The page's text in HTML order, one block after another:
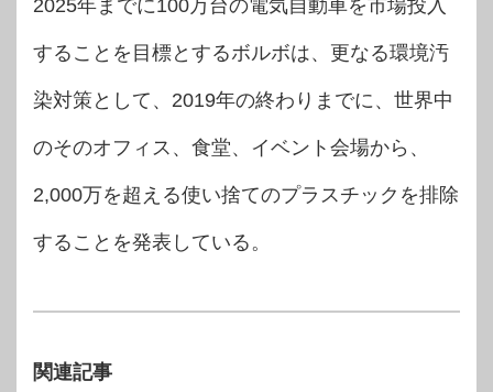
2025年までに100万台の電気自動車を市場投入
することを目標とするボルボは、更なる環境汚
染対策として、2019年の終わりまでに、世界中
のそのオフィス、食堂、イベン​​ト会場から、
2,000万を超える使い捨てのプラスチックを排除
することを発表している。
関連記事